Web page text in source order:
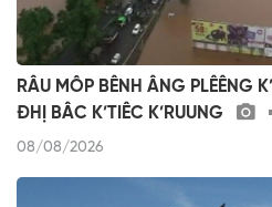
RÂU MÔP BÊNH ÂNG PLÊÊNG
ĐHỊ BÂC K’TIÊC K’RUUNG
08/08/2026